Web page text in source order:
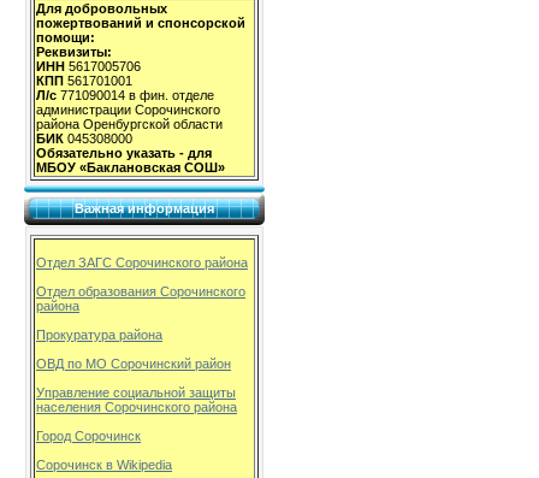
Для добровольных
пожертвований и спонсорской
помощи:
Реквизиты:
ИНН 5617005706
КПП 561701001
Л/с 771090014 в фин. отделе
администрации Сорочинского
района Оренбургской области
БИК 045308000
Обязательно указать - для
МБОУ «Баклановская СОШ»
Важная информация
Отдел ЗАГС Сорочинского района
Отдел образования Сорочинского
района
Прокуратура района
ОВД по МО Сорочинский район
Управление социальной защиты
населения Сорочинского района
Город Сорочинск
Сорочинск в Wikipedia